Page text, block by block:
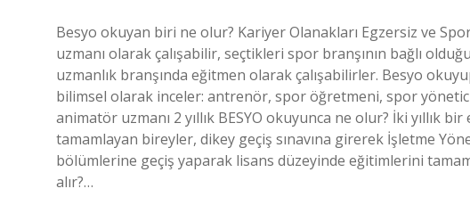
Besyo okuyan biri ne olur? Kariyer Olanakları Egzersiz ve
uzmanı olarak çalışabilir, seçtikleri spor branşının bağlı
uzmanlık branşında eğitmen olarak çalışabilirler. Besyo
bilimsel olarak inceler: antrenör, spor öğretmeni, spor
animatör uzmanı 2 yıllık BESYO okuyunca ne olur? İki yıllık
tamamlayan bireyler, dikey geçiş sınavına girerek İşletme
bölümlerine geçiş yaparak lisans düzeyinde eğitimlerini
alır?…